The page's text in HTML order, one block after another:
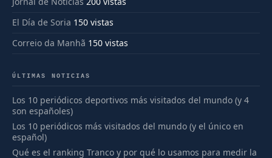
El Día de Soria 150 vistas
Correio da Manhã 150 vistas
ÚLTIMAS NOTICIAS
Los 10 periódicos deportivos más visitados del mundo (y 4
son españoles)
Los 10 periódicos más visitados del mundo (y el único en
español)
Qué es el ranking Tranco y por qué lo usamos para medir la